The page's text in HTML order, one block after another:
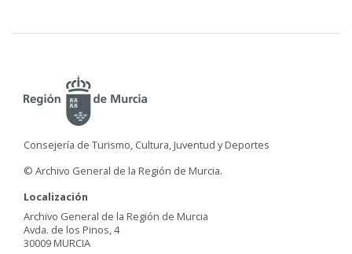
Consejería de Turismo, Cultura, Juventud y Deportes
© Archivo General de la Región de Murcia.
Localización
Archivo General de la Región de Murcia
Avda. de los Pinos, 4
30009 MURCIA